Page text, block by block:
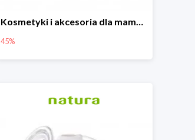
Kosmetyki i akcesoria dla mamy i dziecka do -45%
45%